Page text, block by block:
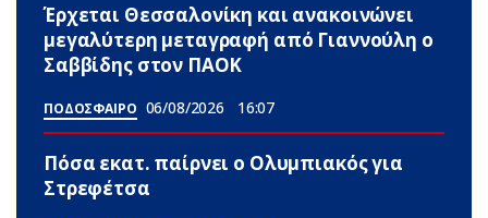
Έρχεται Θεσσαλονίκη και ανακοινώνει
μεγαλύτερη μεταγραφή από Γιαννούλη ο
Σαββίδης στον ΠΑΟΚ
ΠΟΔΟΣΦΑΙΡΟ 06/08/2026 16:07
Πόσα εκατ. παίρνει ο Ολυμπιακός για
Στρεφέτσα